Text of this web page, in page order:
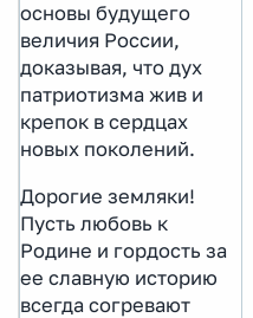
основы будущего
величия России,
доказывая, что дух
патриотизма жив и
крепок в сердцах
новых поколений.
Дорогие земляки!
Пусть любовь к
Родине и гордость за
ее славную историю
всегда согревают